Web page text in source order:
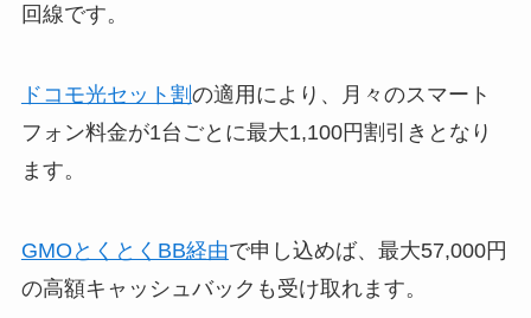
回線です。
ドコモ光セット割の適用により、月々のスマート
フォン料金が1台ごとに最大1,100円割引きとなり
ます。
GMOとくとくBB経由で申し込めば、最大57,000円
の高額キャッシュバックも受け取れます。